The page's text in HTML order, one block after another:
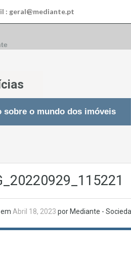
: geral@mediante.pt
sobre o mundo dos imóveis
Abril 18, 2023 por Mediante -